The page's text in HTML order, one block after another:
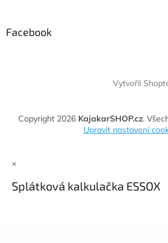
Facebook
Vytvořil
Copyright 2026 KajakarSHOP.cz.
Upravit nastavení
×
Splátková kalkulačka ESSOX